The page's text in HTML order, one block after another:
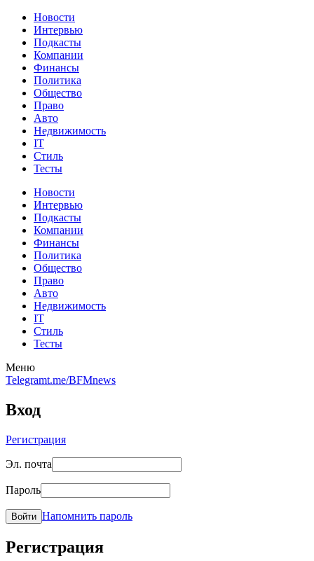
Новости
Интервью
Подкасты
Компании
Финансы
Политика
Общество
Право
Авто
Недвижимость
IT
Стиль
Тесты
Новости
Интервью
Подкасты
Компании
Финансы
Политика
Общество
Право
Авто
Недвижимость
IT
Стиль
Тесты
Меню
Telegramt.me/BFMnews
Вход
Регистрация
Эл. почта
Пароль
Войти Напомнить пароль
Регистрация